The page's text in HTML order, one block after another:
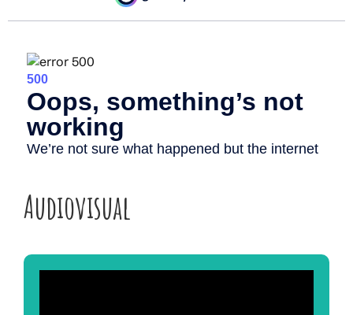
Audiovisual